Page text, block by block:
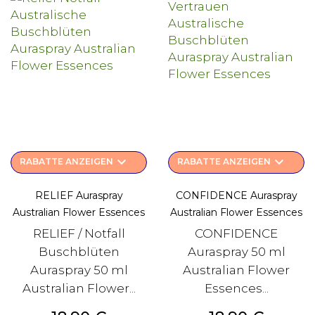
RABATTE ANZEIGEN keyboard_arrow_down
RELIEF Auraspray
Australian Flower Essences
RELIEF / Notfall
Buschblüten
Auraspray 50 ml
Australian Flower...
RABATTE ANZEIGEN keyboard_arrow_down
CONFIDENCE Auraspray
Australian Flower Essences
CONFIDENCE
Auraspray 50 ml
Australian Flower
Essences...